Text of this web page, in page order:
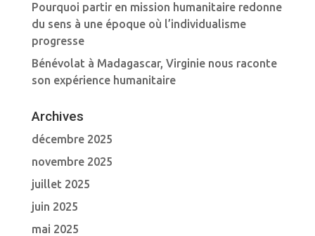
Pourquoi partir en mission humanitaire redonne
du sens à une époque où l’individualisme
progresse
Bénévolat à Madagascar, Virginie nous raconte
son expérience humanitaire
Archives
décembre 2025
novembre 2025
juillet 2025
juin 2025
mai 2025